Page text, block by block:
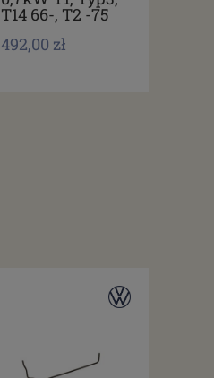
T14 66-, T2 -75
492,00 zł